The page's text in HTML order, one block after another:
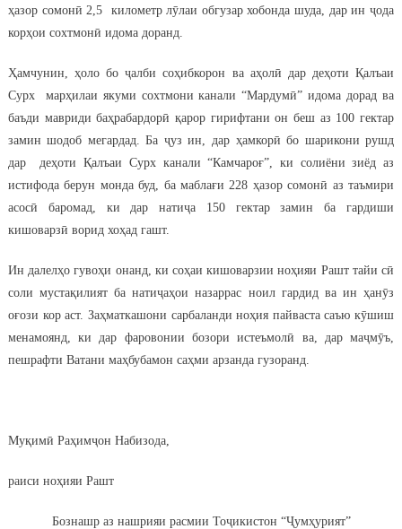
ҳазор сомонӣ 2,5 километр лӯлаи обгузар хобонда шуда, дар ин ҷода
корҳои сохтмонӣ идома доранд.
Ҳамчунин, ҳоло бо ҷалби соҳибкорон ва аҳолӣ дар деҳоти Қалъаи
Сурх марҳилаи якуми сохтмони канали “Мардумӣ” идома дорад ва
баъди мавриди баҳрабардорӣ қарор гирифтани он беш аз 100 гектар
замин шодоб мегардад. Ба ҷуз ин, дар ҳамкорӣ бо шарикони рушд
дар деҳоти Қалъаи Сурх канали “Камчароғ”, ки солиёни зиёд аз
истифода берун монда буд, ба маблағи 228 ҳазор сомонӣ аз таъмири
асосӣ баромад, ки дар натиҷа 150 гектар замин ба гардиши
кишоварзӣ ворид хоҳад гашт.
Ин далелҳо гувоҳи онанд, ки соҳаи кишоварзии ноҳияи Рашт тайи сӣ
соли мустақилият ба натиҷаҳои назаррас ноил гардид ва ин ҳанӯз
оғози кор аст. Заҳматкашони сарбаланди ноҳия пайваста саъю кӯшиш
менамоянд, ки дар фаровонии бозори истеъмолӣ ва, дар маҷмӯъ,
пешрафти Ватани маҳбубамон саҳми арзанда гузоранд.
Муқимӣ Раҳимҷон Набизода,
раиси ноҳияи Рашт
Бознашр аз нашрияи расмии Тоҷикистон “Ҷумҳурият”